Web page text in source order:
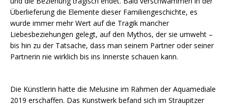
Überlieferung die Elemente dieser Familiengeschichte, es
wurde immer mehr Wert auf die Tragik mancher
Liebesbeziehungen gelegt, auf den Mythos, der sie umweht –
bis hin zu der Tatsache, dass man seinem Partner oder seiner
Partnerin nie wirklich bis ins Innerste schauen kann.
Die Künstlerin hatte die Melusine im Rahmen der Aquamediale
2019 erschaffen. Das Kunstwerk befand sich im Straupitzer